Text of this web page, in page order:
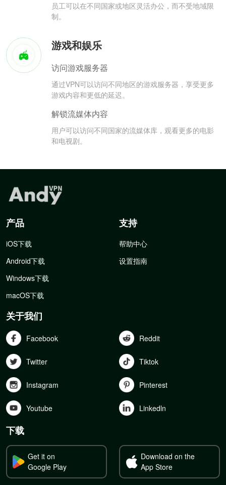
员工可以在不同国家或地区灵活办公，而不受地域限
制。
游戏和娱乐
访问游戏服务器
通过VPN可以访问不同地区的游戏服务器，享受更多
游戏内容和更低的延迟。
解锁流媒体内容
用户可以访问不同国家的流媒体库，观看更多的电影
和电视剧。
产品
iOS下载
Android下载
Windows下载
macOS下载
支持
帮助中心
设置指南
关于我们
Facebook Reddit
Twitter Tiktok
Instagram Pinterest
Youtube Linkedln
下载
Get it on
Google Play
Download on the
App Store